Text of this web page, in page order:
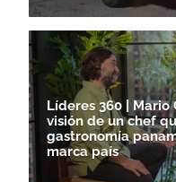
Líderes 360 | Mario
visión de un chef
gastronomía
marca país